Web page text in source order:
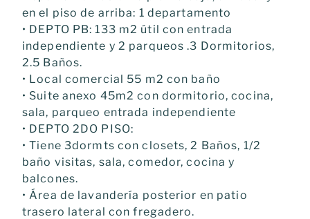
en el piso de arriba: 1 departamento
• DEPTO PB: 133 m2 útil con entrada
independiente y 2 parqueos .3 Dormitorios,
2.5 Baños.
• Local comercial 55 m2 con baño
• Suite anexo 45m2 con dormitorio, cocina,
sala, parqueo entrada independiente
• DEPTO 2DO PISO:
• Tiene 3dormts con closets, 2 Baños, 1/2
baño visitas, sala, comedor, cocina y
balcones.
• Área de lavandería posterior en patio
trasero lateral con fregadero.